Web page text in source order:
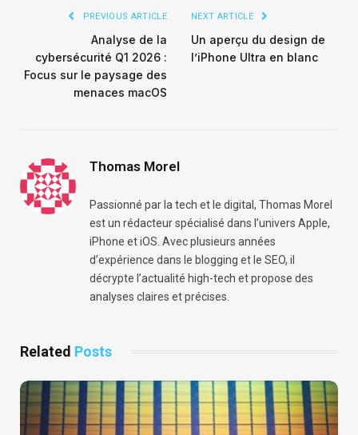
PREVIOUS ARTICLE
Analyse de la
cybersécurité Q1 2026 :
Focus sur le paysage des
menaces macOS
NEXT ARTICLE
Un aperçu du design de
l’iPhone Ultra en blanc
Thomas Morel
Passionné par la tech et le digital, Thomas Morel
est un rédacteur spécialisé dans l’univers Apple,
iPhone et iOS. Avec plusieurs années
d’expérience dans le blogging et le SEO, il
décrypte l’actualité high-tech et propose des
analyses claires et précises.
Related Posts